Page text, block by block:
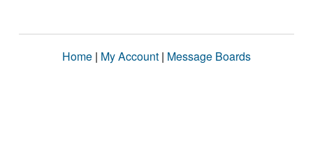
Home | My Account | Message Boards